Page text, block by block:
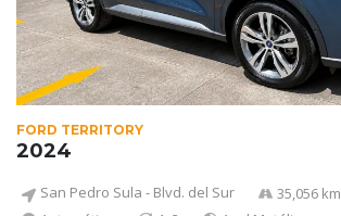
FORD TERRITORY
2024
San Pedro Sula - Blvd. del Sur 35,056 km